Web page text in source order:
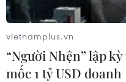
vietnamplus.vn
“Người Nhện” lập
mốc 1 tỷ USD